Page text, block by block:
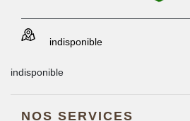
indisponible
indisponible
NOS SERVICES